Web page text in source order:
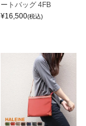
ートバッグ 4FB
¥16,500(税込)